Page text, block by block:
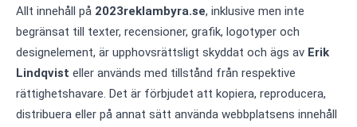
Allt innehåll på 2023reklambyra.se, inklusive men inte
begränsat till texter, recensioner, grafik, logotyper och
designelement, är upphovsrättsligt skyddat och ägs av Erik
Lindqvist eller används med tillstånd från respektive
rättighetshavare. Det är förbjudet att kopiera, reproducera,
distribuera eller på annat sätt använda webbplatsens innehåll